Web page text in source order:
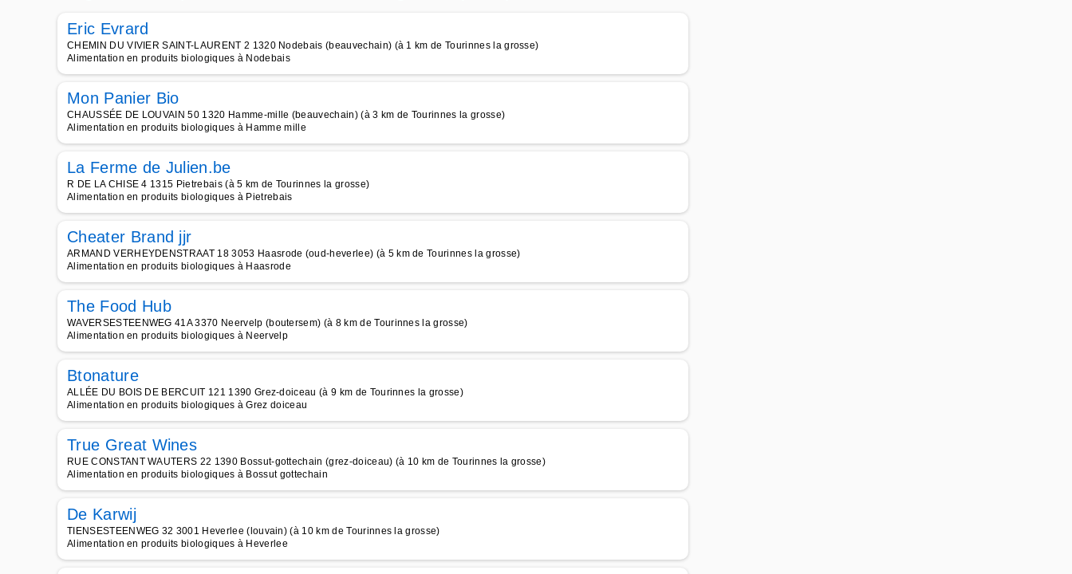
Eric Evrard
CHEMIN DU VIVIER SAINT-LAURENT 2 1320 Nodebais (beauvechain) (à 1 km de Tourinnes la grosse)
Alimentation en produits biologiques à Nodebais
Mon Panier Bio
CHAUSSÉE DE LOUVAIN 50 1320 Hamme-mille (beauvechain) (à 3 km de Tourinnes la grosse)
Alimentation en produits biologiques à Hamme mille
La Ferme de Julien.be
R DE LA CHISE 4 1315 Pietrebais (à 5 km de Tourinnes la grosse)
Alimentation en produits biologiques à Pietrebais
Cheater Brand jjr
ARMAND VERHEYDENSTRAAT 18 3053 Haasrode (oud-heverlee) (à 5 km de Tourinnes la grosse)
Alimentation en produits biologiques à Haasrode
The Food Hub
WAVERSESTEENWEG 41A 3370 Neervelp (boutersem) (à 8 km de Tourinnes la grosse)
Alimentation en produits biologiques à Neervelp
Btonature
ALLÉE DU BOIS DE BERCUIT 121 1390 Grez-doiceau (à 9 km de Tourinnes la grosse)
Alimentation en produits biologiques à Grez doiceau
True Great Wines
RUE CONSTANT WAUTERS 22 1390 Bossut-gottechain (grez-doiceau) (à 10 km de Tourinnes la grosse)
Alimentation en produits biologiques à Bossut gottechain
De Karwij
TIENSESTEENWEG 32 3001 Heverlee (louvain) (à 10 km de Tourinnes la grosse)
Alimentation en produits biologiques à Heverlee